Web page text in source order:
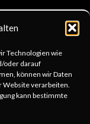
Technologien wie
oder darauf
können wir Daten
Website verarbeiten.
kann bestimmte